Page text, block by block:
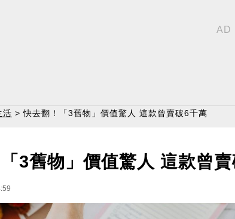
活 > 快去翻！「3舊物」價值驚人 這款曾賣破6千萬
3舊物」價值驚人 這款曾